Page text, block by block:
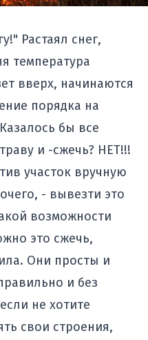
Растаял снег,
температура
вверх, начинаются
порядка на
бы все
и -сжечь? НЕТ!!!
участок вручную
- вывезти это
возможности
это сжечь,
Они просты и
и без
не хотите
свои строения,